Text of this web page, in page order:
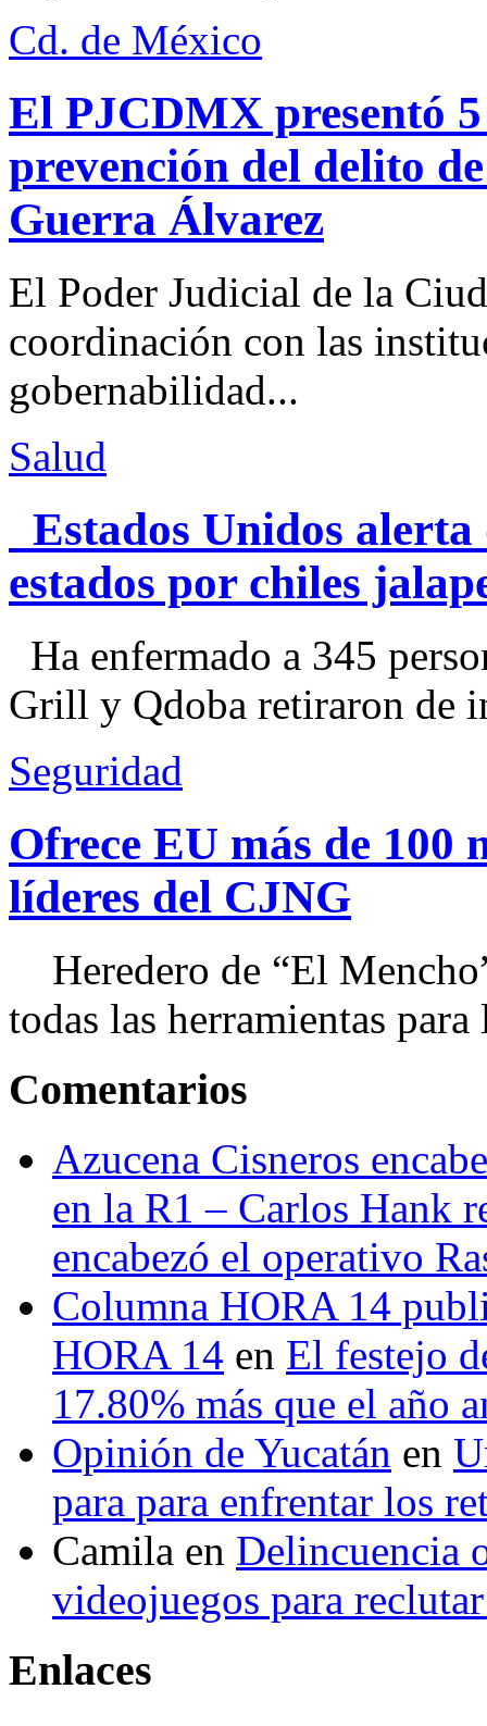
Cd. de México
El PJCDMX presentó
prevención del delito
Guerra Álvarez
El Poder Judicial de la
coordinación con las
gobernabilidad...
Salud
Estados Unidos alerta
estados por chiles
Ha enfermado a 345
Grill y Qdoba retiraron de
Seguridad
Ofrece EU más de 100
líderes del CJNG
Heredero de “El
todas las herramientas
Comentarios
Azucena Cisneros
en la R1 – Carlos Hank
encabezó el operativo
Columna HORA 14
HORA 14 en El festejo
17.80% más que el año
Opinión de Yucatán en
para para enfrentar los
Camila en Delincuencia
videojuegos para
Enlaces